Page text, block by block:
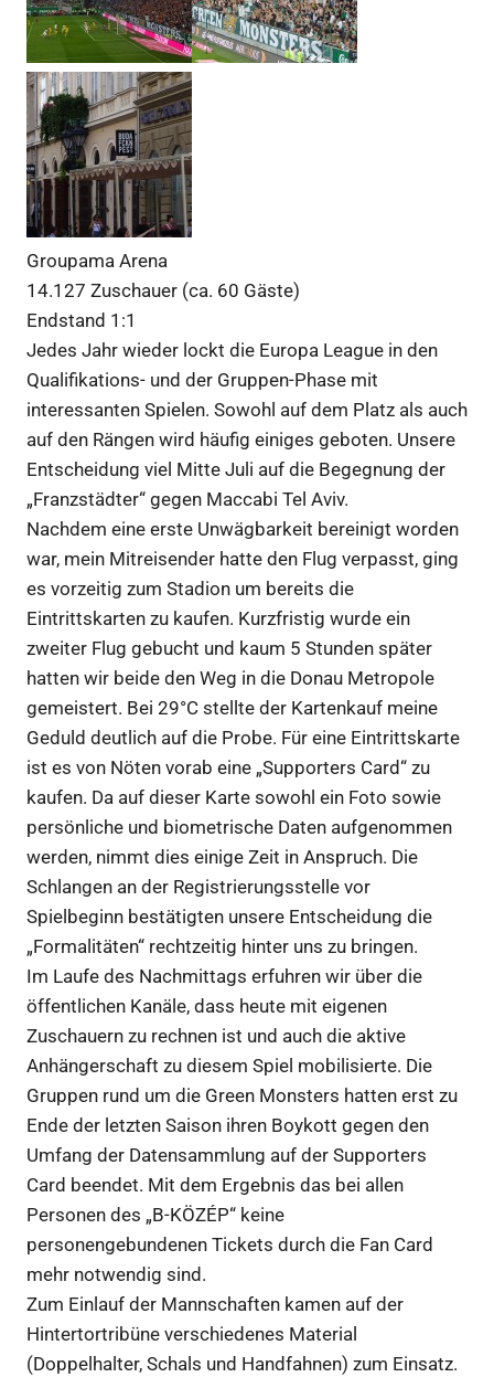
Groupama Arena
14.127 Zuschauer (ca. 60 Gäste)
Endstand 1:1
Jedes Jahr wieder lockt die Europa League in den
Qualifikations- und der Gruppen-Phase mit
interessanten Spielen. Sowohl auf dem Platz als auch
auf den Rängen wird häufig einiges geboten. Unsere
Entscheidung viel Mitte Juli auf die Begegnung der
„Franzstädter“ gegen Maccabi Tel Aviv.
Nachdem eine erste Unwägbarkeit bereinigt worden
war, mein Mitreisender hatte den Flug verpasst, ging
es vorzeitig zum Stadion um bereits die
Eintrittskarten zu kaufen. Kurzfristig wurde ein
zweiter Flug gebucht und kaum 5 Stunden später
hatten wir beide den Weg in die Donau Metropole
gemeistert. Bei 29°C stellte der Kartenkauf meine
Geduld deutlich auf die Probe. Für eine Eintrittskarte
ist es von Nöten vorab eine „Supporters Card“ zu
kaufen. Da auf dieser Karte sowohl ein Foto sowie
persönliche und biometrische Daten aufgenommen
werden, nimmt dies einige Zeit in Anspruch. Die
Schlangen an der Registrierungsstelle vor
Spielbeginn bestätigten unsere Entscheidung die
„Formalitäten“ rechtzeitig hinter uns zu bringen.
Im Laufe des Nachmittags erfuhren wir über die
öffentlichen Kanäle, dass heute mit eigenen
Zuschauern zu rechnen ist und auch die aktive
Anhängerschaft zu diesem Spiel mobilisierte. Die
Gruppen rund um die Green Monsters hatten erst zu
Ende der letzten Saison ihren Boykott gegen den
Umfang der Datensammlung auf der Supporters
Card beendet. Mit dem Ergebnis das bei allen
Personen des „B-KÖZÉP“ keine
personengebundenen Tickets durch die Fan Card
mehr notwendig sind.
Zum Einlauf der Mannschaften kamen auf der
Hintertortribüne verschiedenes Material
(Doppelhalter, Schals und Handfahnen) zum Einsatz.